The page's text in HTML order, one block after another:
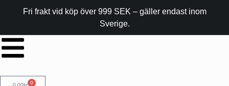
Fri frakt vid köp över 999 SEK – gäller endast inom
Sverige.
0,00kr 0